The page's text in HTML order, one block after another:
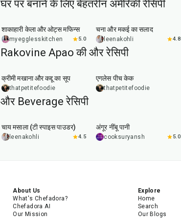
घर पर बनाने के लिए बेहतरीन अमेरिकी रेसिपी
शाकाहारी केला और ओट्स मफिन्स
myegglesskitchen 5.0
चना और मकई का सलाद
leenakohli 4.8
Rakovine Apao की और रेसिपी
क्रीमी मखाना और कद्दू का सूप
thatpetitefoodie
एगलेस पीच केक
thatpetitefoodie
और Beverage रेसिपी
चाय मसाला (टी स्पाइस पाउडर)
leenakohli 4.5
अंगूर नींबू पानी
cooksuryansh 5.0
About Us
What's Chefadora?
Chefadora AI
Our Mission
Explore
Home
Search
Our Blogs